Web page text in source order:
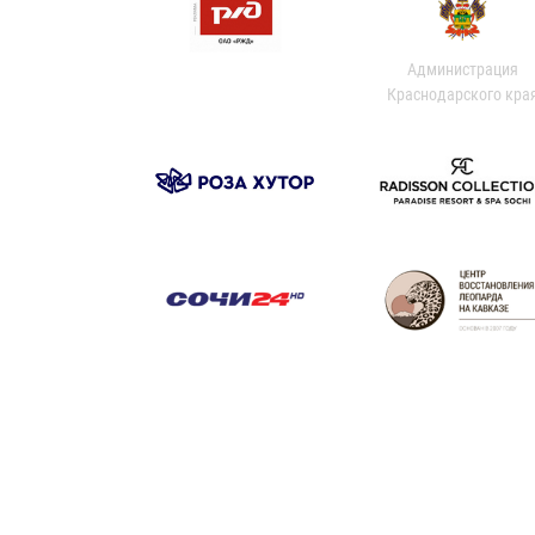
Администрация
Краснодарского